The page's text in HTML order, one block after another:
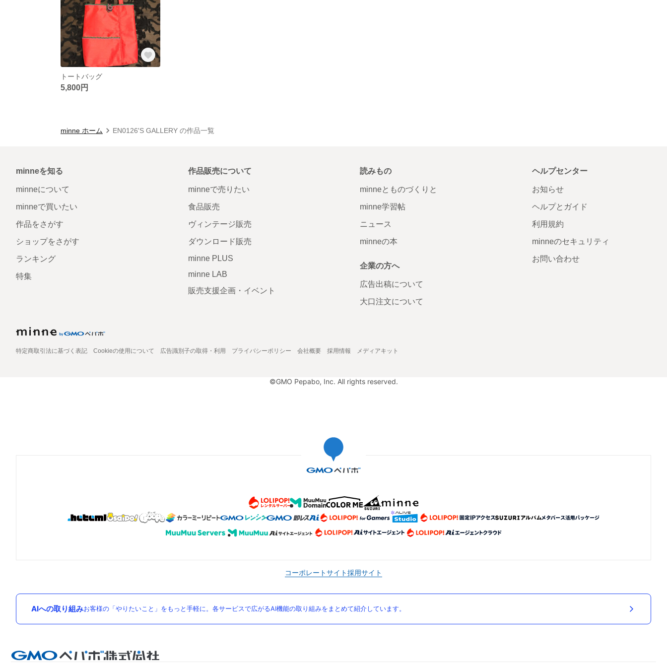
トートバッグ
5,800円
minne ホーム EN0126'S GALLERY の作品一覧
minneを知る
minneについて
minneで買いたい
作品をさがす
ショップをさがす
ランキング
特集
作品販売について
minneで売りたい
食品販売
ヴィンテージ販売
ダウンロード販売
minne PLUS
minne LAB
販売支援企画・イベント
読みもの
minneとものづくりと
minne学習帖
ニュース
minneの本
企業の方へ
広告出稿について
大口注文について
ヘルプセンター
お知らせ
ヘルプとガイド
利用規約
minneのセキュリティ
お問い合わせ
特定商取引法に基づく表記 Cookieの使用について 広告識別子の取得・利用 プライバシーポリシー 会社概要 採用情報 メディアキット
©GMO Pepabo, Inc. All rights reserved.
コーポレートサイト採用サイト
AIへの取り組みお客様の「やりたいこと」をもっと手軽に。各サービスで広がるAI機能の取り組みをまとめて紹介しています。